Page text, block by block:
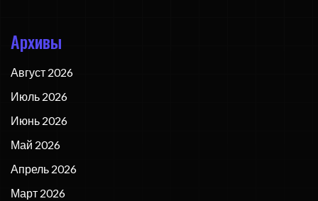
Архивы
Август 2026
Июль 2026
Июнь 2026
Май 2026
Апрель 2026
Март 2026